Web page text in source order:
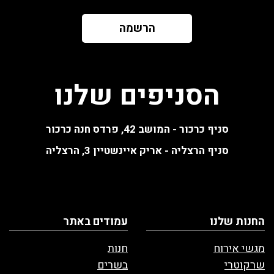
הרשמה
הסניפים שלנו
סניף כרכור - המושב 42, פרדס חנה כרכור
סניף הרצליה - אריק איינשטיין 3, הרצליה
החנות שלנו
מגשי אירוח
שרקוטרי
עמודים באתר
חנות
בשרים